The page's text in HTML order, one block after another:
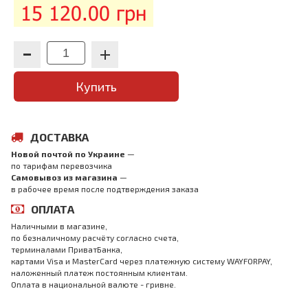
15 120.00 грн
Купить
ДОСТАВКА
Новой почтой по Украине —
по тарифам перевозчика
Самовывоз из магазина —
в рабочее время после подтверждения заказа
ОПЛАТА
Наличными в магазине,
по безналичному расчёту согласно счета,
терминалами ПриватБанка,
картами Visa и MasterCard через платежную систему WAYFORPAY,
наложенный платеж постоянным клиентам.
Оплата в национальной валюте - гривне.